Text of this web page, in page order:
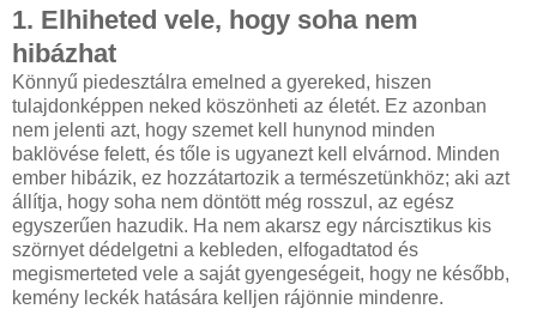
1. Elhiheted vele, hogy soha nem
hibázhat
Könnyű piedesztálra emelned a gyereked, hiszen
tulajdonképpen neked köszönheti az életét. Ez azonban
nem jelenti azt, hogy szemet kell hunynod minden
baklövése felett, és tőle is ugyanezt kell elvárnod. Minden
ember hibázik, ez hozzátartozik a természetünkhöz; aki azt
állítja, hogy soha nem döntött még rosszul, az egész
egyszerűen hazudik. Ha nem akarsz egy nárcisztikus kis
szörnyet dédelgetni a kebleden, elfogadtatod és
megismerteted vele a saját gyengeségeit, hogy ne később,
kemény leckék hatására kelljen rájönnie mindenre.